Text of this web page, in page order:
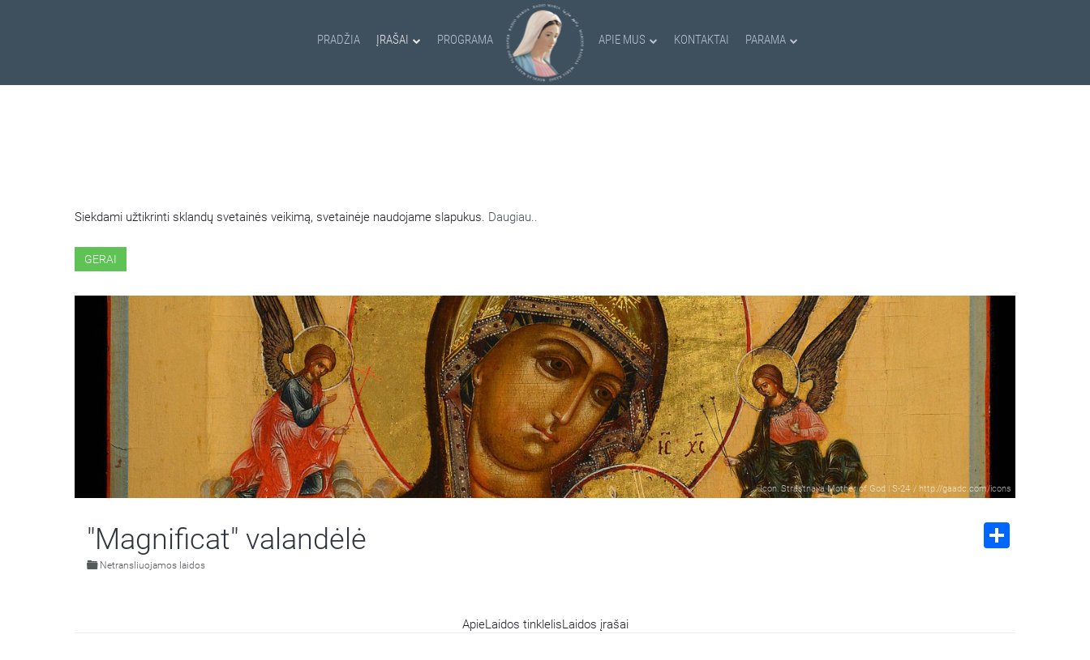
PRADŽIA ĮRAŠAI PROGRAMA APIE MUS KONTAKTAI PARAMA
Siekdami užtikrinti sklandų svetainės veikimą, svetainėje naudojame slapukus. Daugiau..
GERAI
Icon: Strastnaya Mother of God | S-24 / http://gaadc.com/icons
"Magnificat" valandėlė
Netransliuojamos laidos
ApieLaidos tinklelisLaidos įrašai